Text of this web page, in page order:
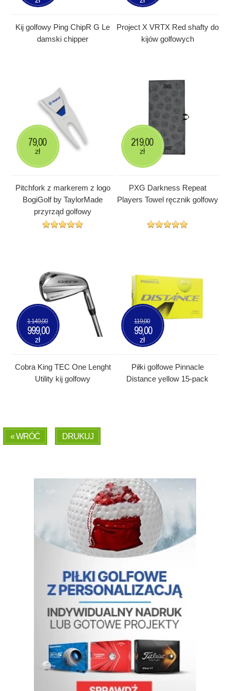
Kij golfowy Ping ChipR G Le
damski chipper
Project X VRTX Red shafty do
kijów golfowych
Pitchfork z markerem z logo
BogiGolf by TaylorMade
przyrząd golfowy
79,00
zł
PXG Darkness Repeat
Players Towel ręcznik golfowy
219,00
zł
Cobra King TEC One Lenght
Utility kij golfowy
1 149,00
999,00
zł
Piłki golfowe Pinnacle
Distance yellow 15-pack
119,00
99,00
zł
« WRÓĆ DRUKUJ